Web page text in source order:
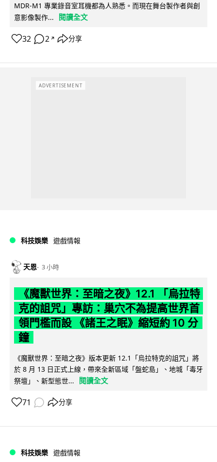
MDR-M1 專業錄音室耳機都為人熟悉。而現在舞台製作者與創
意影像製作...
閱讀全文
32 2 ↗ 分享
ADVERTISEMENT
科技娛樂 遊戲情報
天恩 3 小時
《魔獸世界：至暗之夜》12.1 「烏拉特
克的詛咒」專訪：巢穴不為提高世界首
領門檻而設 《諸王之眠》縮短約 10 分
鐘
《魔獸世界：至暗之夜》版本更新 12.1「烏拉特克的詛咒」將
於 8 月 13 日正式上線，帶來全新區域「盤蛇島」、地城「毒牙
祭壇」、新型態世...
閱讀全文
71 分享
科技娛樂 遊戲情報